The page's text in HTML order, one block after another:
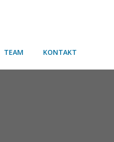
TEAM KONTAKT